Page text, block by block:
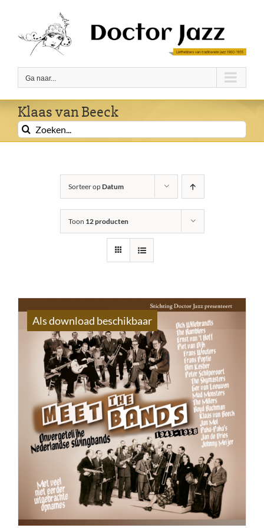
inhoud
Ga naar...
Klaas van Beeck
Zoeken
naar:
Sorteer opDatum
Toon 12 producten
Als download beschikbaar